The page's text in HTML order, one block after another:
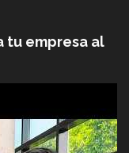
tu empresa al